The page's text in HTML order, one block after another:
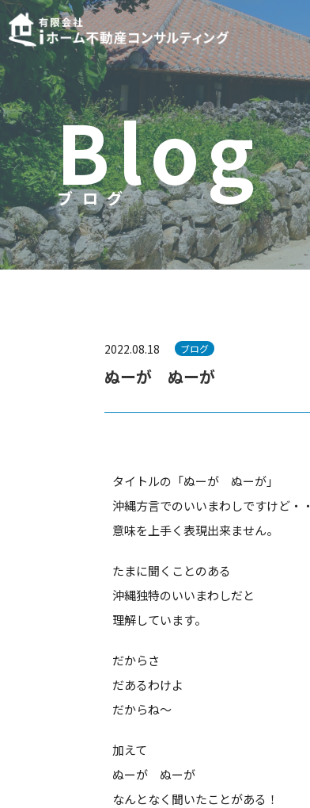
Blog
ブログ
ブ ロ グ
ぬーが ぬーが
2022.08.18 ブログ
タイトルの「ぬーが ぬーが」
沖縄方言でのいいまわしですけど・・
意味を上手く表現出来ません。
たまに聞くことのある
沖縄独特のいいまわしだと
理解しています。
だからさ
だあるわけよ
だからね～
加えて
ぬーが ぬーが
なんとなく聞いたことがある！